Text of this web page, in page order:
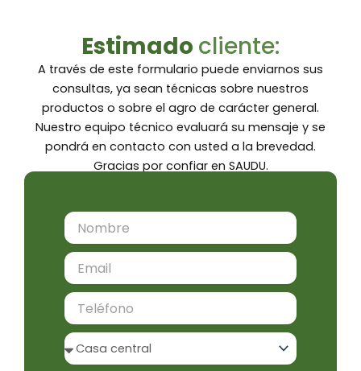
Estimado cliente:
A través de este formulario puede enviarnos sus
consultas, ya sean técnicas sobre nuestros
productos o sobre el agro de carácter general.
Nuestro equipo técnico evaluará su mensaje y se
pondrá en contacto con usted a la brevedad.
Gracias por confiar en SAUDU.
Nombre
Email
Teléfono
Sucursal